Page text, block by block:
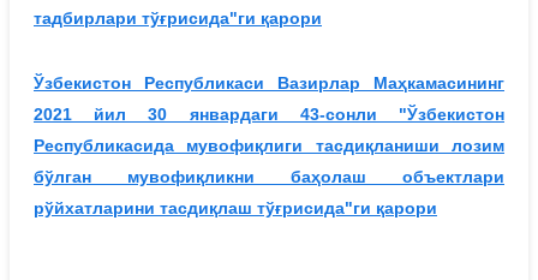
тадбирлари тўғрисида"ги қарори
Ўзбекистон Республикаси Вазирлар Маҳкамасининг
2021 йил 30 январдаги 43-сонли "Ўзбекистон
Республикасида мувофиқлиги тасдиқланиши лозим
бўлган мувофиқликни баҳолаш объектлари
рўйхатларини тасдиқлаш тўғрисида"ги қарори